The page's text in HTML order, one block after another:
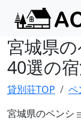
宮城県
40選の
貸別荘TOP ペ
宮城県のペンシ